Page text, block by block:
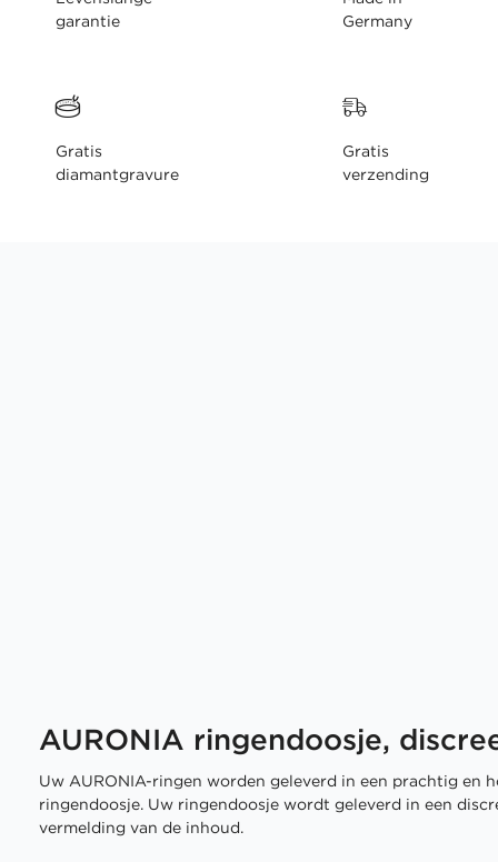
garantie
Germany
Gratis
diamantgravure
Gratis
verzending
AURONIA ringendoosje,
Uw AURONIA-ringen worden geleverd in een prachtig en
ringendoosje. Uw ringendoosje wordt geleverd in een
vermelding van de inhoud.